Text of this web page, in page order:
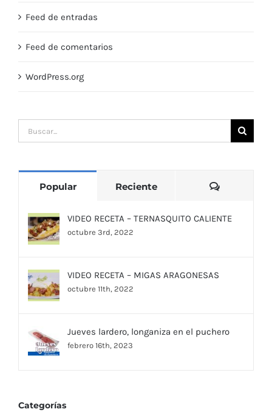
Feed de entradas
Feed de comentarios
WordPress.org
Buscar:
Popular Reciente
VIDEO RECETA – TERNASQUITO CALIENTE
octubre 3rd, 2022
VIDEO RECETA – MIGAS ARAGONESAS
octubre 11th, 2022
Jueves lardero, longaniza en el puchero
febrero 16th, 2023
Categorías